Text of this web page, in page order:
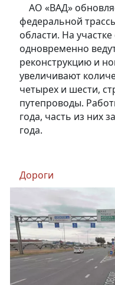
АО «ВАД»
федеральной
области. На
одновременно
реконструкцию и
увеличивают
четырех и шести,
путепроводы.
года, часть из них
года.
Дороги